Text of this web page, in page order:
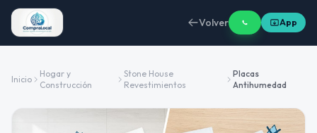
Volver App
Inicio
Hogar y
Construcción
Stone House
Revestimientos
Placas
Antihumedad